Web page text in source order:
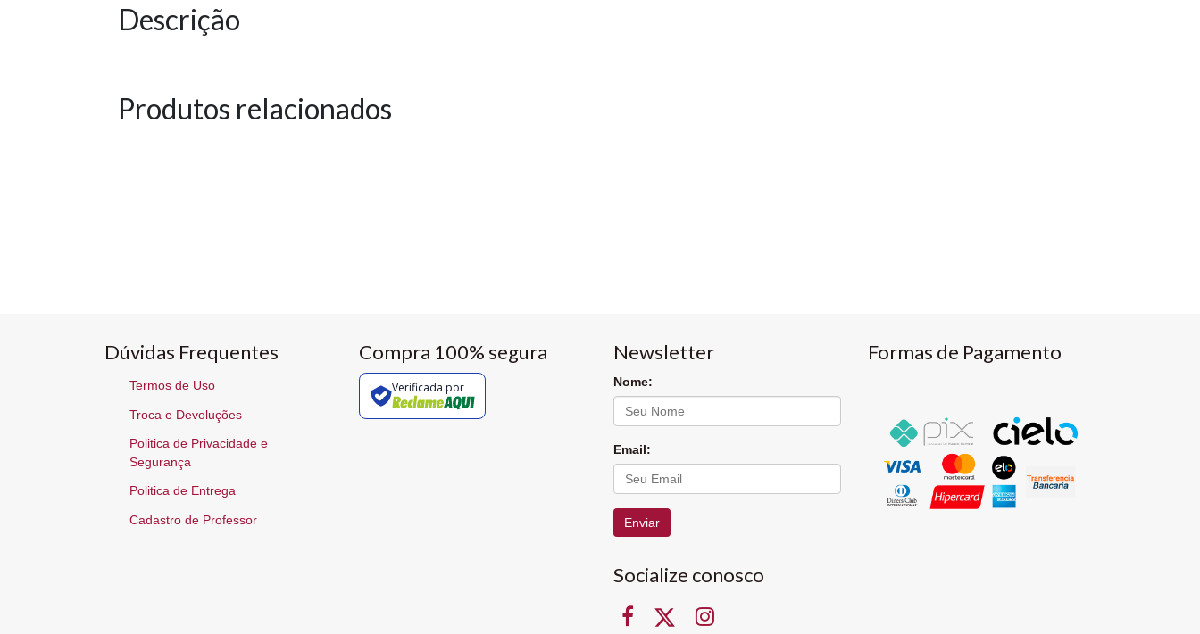
Descrição
Produtos relacionados
Dúvidas Frequentes
Termos de Uso
Troca e Devoluções
Politica de Privacidade e
Segurança
Politica de Entrega
Cadastro de Professor
Compra 100% segura
Verificada por
Newsletter
Nome:
Email:
Enviar
Socialize conosco
Formas de Pagamento